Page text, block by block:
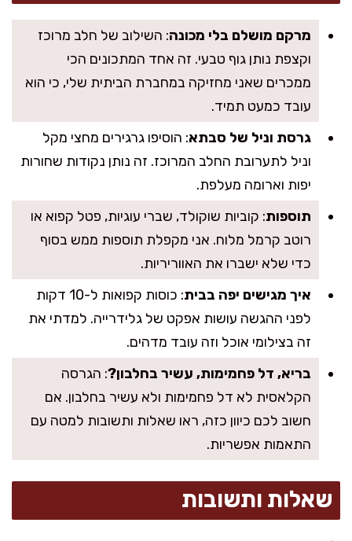
מרקם מושלם בלי מכונה: השילוב של חלב מרוכז
וקצפת נותן גוף טבעי. זה אחד המתכונים הכי
ממכרים שאני מחזיקה במחברת הביתית שלי, כי הוא
עובד כמעט תמיד.
גרסת וניל של סבתא: הוסיפו גרגירים מחצי מקל
וניל לתערובת החלב המרוכז. זה נותן נקודות שחורות
יפות וארומה מעלפת.
תוספות: קוביות שוקולד, שברי עוגיות, פטל קפוא או
רוטב קרמל מלוח. אני מקפלת תוספות ממש בסוף
כדי שלא ישברו את האווריריות.
איך מגישים יפה בבית
: כוסות קפואות ל-10 דקות
לפני ההגשה עושות אפקט של גלידרייה. למדתי את
זה בצילומי אוכל וזה עובד מדהים.
בריא, דל פחמימות, עשיר בחלבון?: הגרסה
הקלאסית לא דל פחמימות ולא עשיר בחלבון. אם
חשוב לכם כיוון כזה, ראו שאלות ותשובות למטה עם
התאמות אפשריות.
שאלות ותשובות